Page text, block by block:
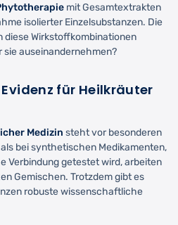
mit Gesamtextrakten
isolierter Einzelsubstanzen. Die
Wirkstoffkombinationen
auseinandernehmen?
für Heilkräuter
Medizin steht vor besonderen
bei synthetischen Medikamenten,
Verbindung getestet wird, arbeiten
Gemischen. Trotzdem gibt es
robuste wissenschaftliche